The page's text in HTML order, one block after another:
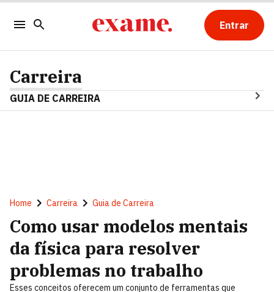
Entrar
Carreira
GUIA DE CARREIRA
Home Carreira Guia de Carreira
Como usar modelos mentais
da física para resolver
problemas no trabalho
Esses conceitos oferecem um conjunto de ferramentas que